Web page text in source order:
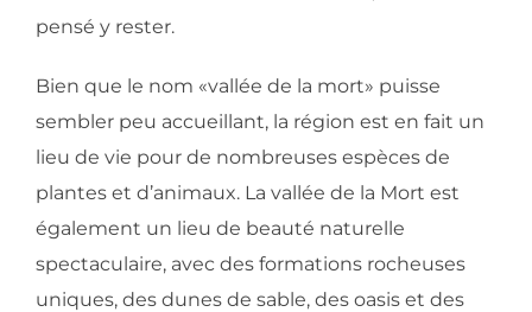
pensé y rester.
Bien que le nom «vallée de la mort» puisse
sembler peu accueillant, la région est en fait un
lieu de vie pour de nombreuses espèces de
plantes et d’animaux. La vallée de la Mort est
également un lieu de beauté naturelle
spectaculaire, avec des formations rocheuses
uniques, des dunes de sable, des oasis et des